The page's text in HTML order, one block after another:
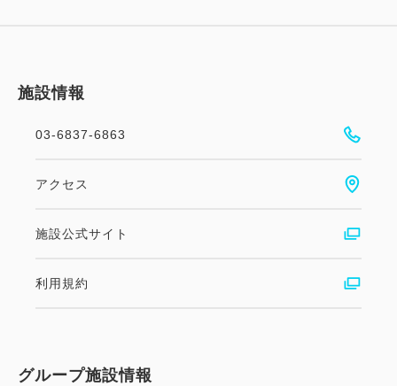
施設情報
03-6837-6863
アクセス
施設公式サイト
利用規約
グループ施設情報